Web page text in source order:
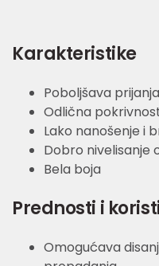
Karakteristike
Poboljšava
Odlična
Lako nanošenje i
Dobro nivelisanje
Bela boja
Prednosti i
Omogućava